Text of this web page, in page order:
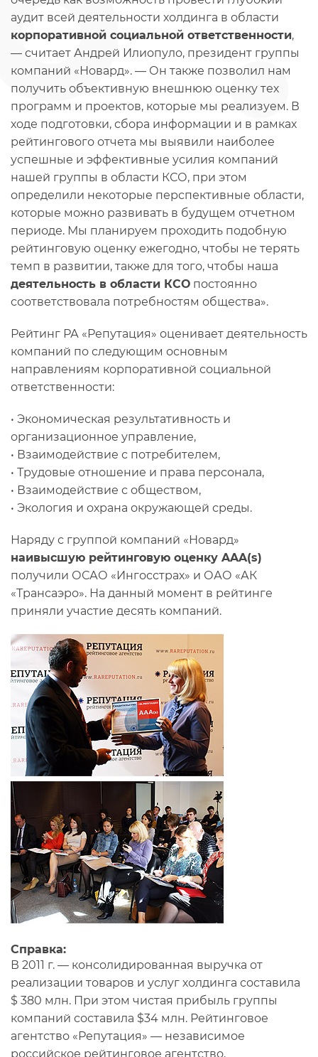
аудит всей деятельности холдинга в области
корпоративной социальной ответственности,
— считает Андрей Илиопуло, президент группы
компаний «Новард». — Он также позволил нам
получить объективную внешнюю оценку тех
программ и проектов, которые мы реализуем. В
ходе подготовки, сбора информации и в рамках
рейтингового отчета мы выявили наиболее
успешные и эффективные усилия компаний
нашей группы в области КСО, при этом
определили некоторые перспективные области,
которые можно развивать в будущем отчетном
периоде. Мы планируем проходить подобную
рейтинговую оценку ежегодно, чтобы не терять
темп в развитии, также для того, чтобы наша
деятельность в области КСО постоянно
соответствовала потребностям общества».
Рейтинг РА «Репутация» оценивает деятельность
компаний по следующим основным
направлениям корпоративной социальной
ответственности:
• Экономическая результативность и
организационное управление,
• Взаимодействие с потребителем,
• Трудовые отношение и права персонала,
• Взаимодействие с обществом,
• Экология и охрана окружающей среды.
Наряду с группой компаний «Новард»
наивысшую рейтинговую оценку AAA(s)
получили ОСАО «Ингосстрах» и ОАО «АК
«Трансаэро». На данный момент в рейтинге
приняли участие десять компаний.
Справка:
В 2011 г. — консолидированная выручка от
реализации товаров и услуг холдинга составила
$ 380 млн. При этом чистая прибыль группы
компаний составила $34 млн. Рейтинговое
агентство «Репутация» — независимое
российское рейтинговое агентство,